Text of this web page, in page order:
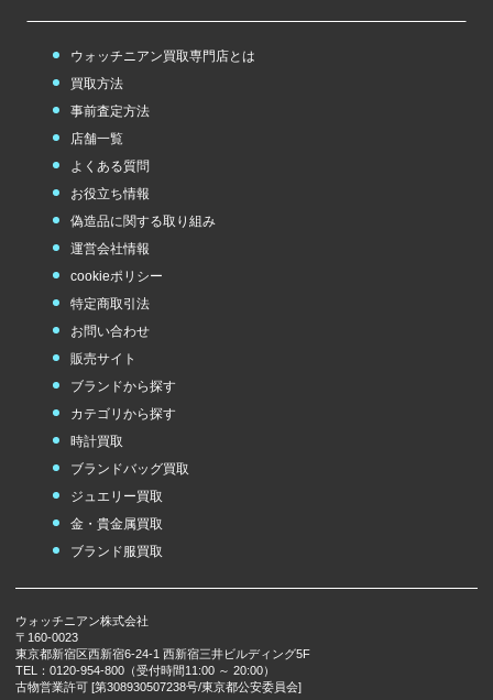
ウォッチニアン買取専門店とは
買取方法
事前査定方法
店舗一覧
よくある質問
お役立ち情報
偽造品に関する取り組み
運営会社情報
cookieポリシー
特定商取引法
お問い合わせ
販売サイト
ブランドから探す
カテゴリから探す
時計買取
ブランドバッグ買取
ジュエリー買取
金・貴金属買取
ブランド服買取
ウォッチニアン株式会社
〒160-0023
東京都新宿区西新宿6-24-1 西新宿三井ビルディング5F
TEL：0120-954-800（受付時間11:00 ～ 20:00）
古物営業許可 [第308930507238号/東京都公安委員会]